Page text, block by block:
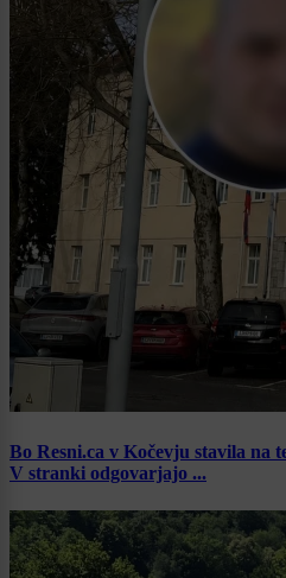
Bo Resni.ca v Kočevju stavila na
V stranki odgovarjajo ...